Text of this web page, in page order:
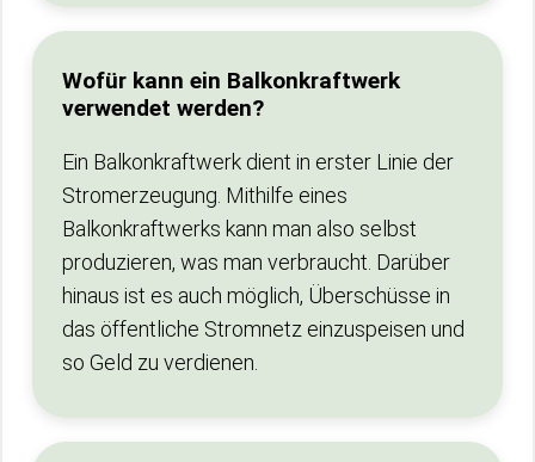
Wofür kann ein Balkonkraftwerk
verwendet werden?
Ein Balkonkraftwerk dient in erster Linie der
Stromerzeugung. Mithilfe eines
Balkonkraftwerks kann man also selbst
produzieren, was man verbraucht. Darüber
hinaus ist es auch möglich, Überschüsse in
das öffentliche Stromnetz einzuspeisen und
so Geld zu verdienen.